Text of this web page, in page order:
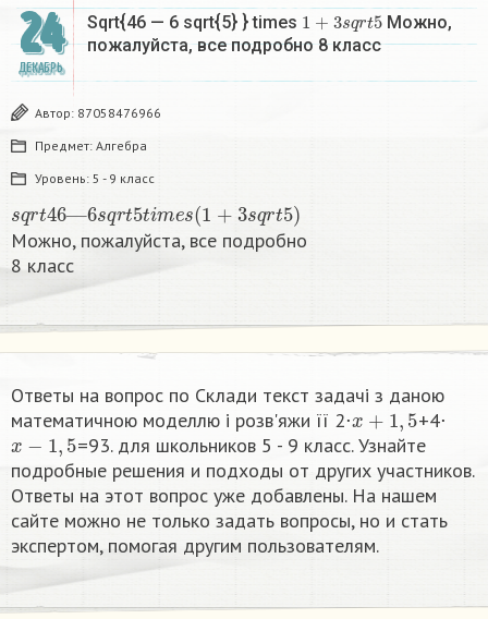
24
ДЕКАБРЬ
Sqrt{46 — 6 sqrt{5} } times 1+3sqrt5
Можно,
пожалуйста, все подробно 8 класс​
Автор: 87058476966
Предмет: Алгебра
Уровень: 5 - 9 класс
t 46 6 t5t im 1+ q )
Можно, пожалуйста, все подробно
8 класс​
Ответы на вопрос по Склади текст задачі з даною
математичною моделлю і розв'яжи її 2⋅x+ 1 5 +4⋅
x− 1,5
=93. для школьников 5 - 9 класс. Узнайте
подробные решения и подходы от других участников.
Ответы на этот вопрос уже добавлены. На нашем
сайте можно не только задать вопросы, но и стать
экспертом, помогая другим пользователям.